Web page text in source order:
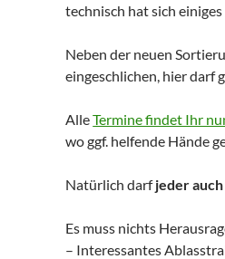
technisch hat sich einiges
Neben der neuen
eingeschlichen, hier darf
AlleTermine findet Ihr
wo ggf. helfende Hände
Natürlich darfjeder
Es muss nichts
– Interessantes